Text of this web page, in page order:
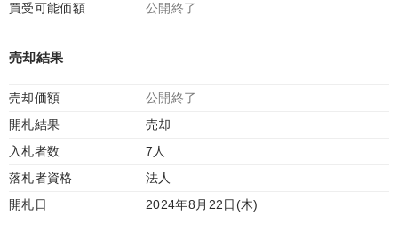
買受可能価額
公開終了
売却結果
売却価額
公開終了
開札結果
売却
入札者数
7人
落札者資格
法人
開札日
2024年8月22日(木)